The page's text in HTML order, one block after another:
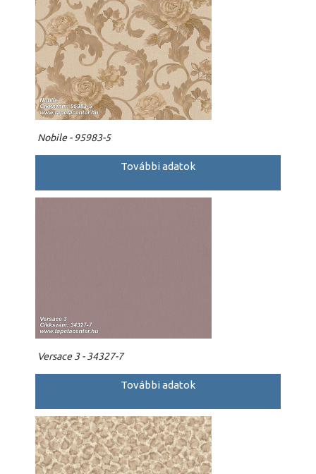
Nobile - 95983-5
További adatok
Versace 3 - 34327-7
További adatok